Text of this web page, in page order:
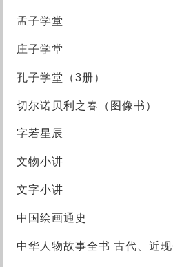
孟子学堂
庄子学堂
孔子学堂（3册）
切尔诺贝利之春（图像书）
字若星辰
文物小讲
文字小讲
中国绘画通史
中华人物故事全书 古代、近现